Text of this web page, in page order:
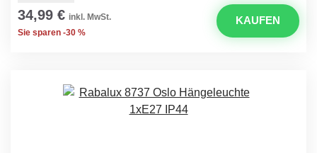
34,99 € inkl. MwSt.
Sie sparen -30 %
KAUFEN